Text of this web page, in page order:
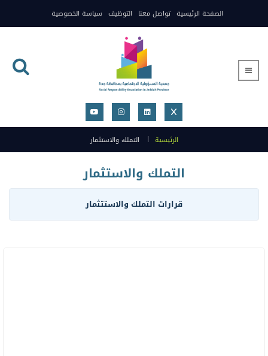
الصفحة الرئيسية تواصل معنا التوظيف سياسة الخصوصية
الرئيسية التملك والاستثمار
التملك والاستثمار
قرارات التملك والاستتثمار